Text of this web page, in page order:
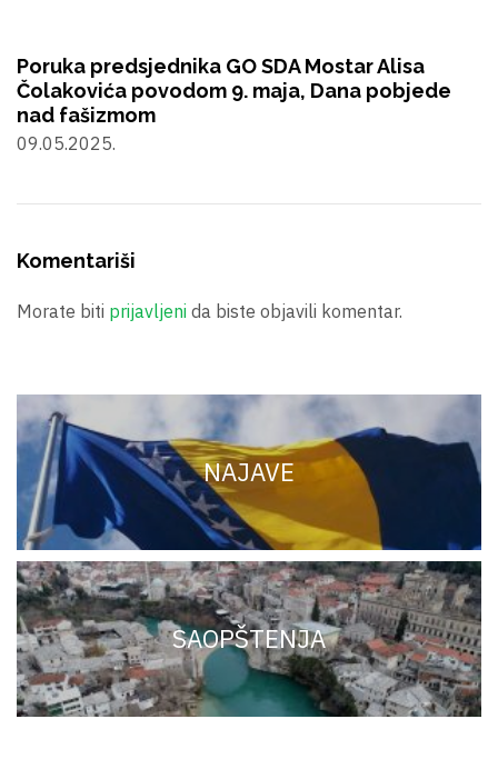
Poruka predsjednika GO SDA Mostar Alisa
Čolakovića povodom 9. maja, Dana pobjede
nad fašizmom
09.05.2025.
Komentariši
Morate biti prijavljeni da biste objavili komentar.
NAJAVE
SAOPŠTENJA